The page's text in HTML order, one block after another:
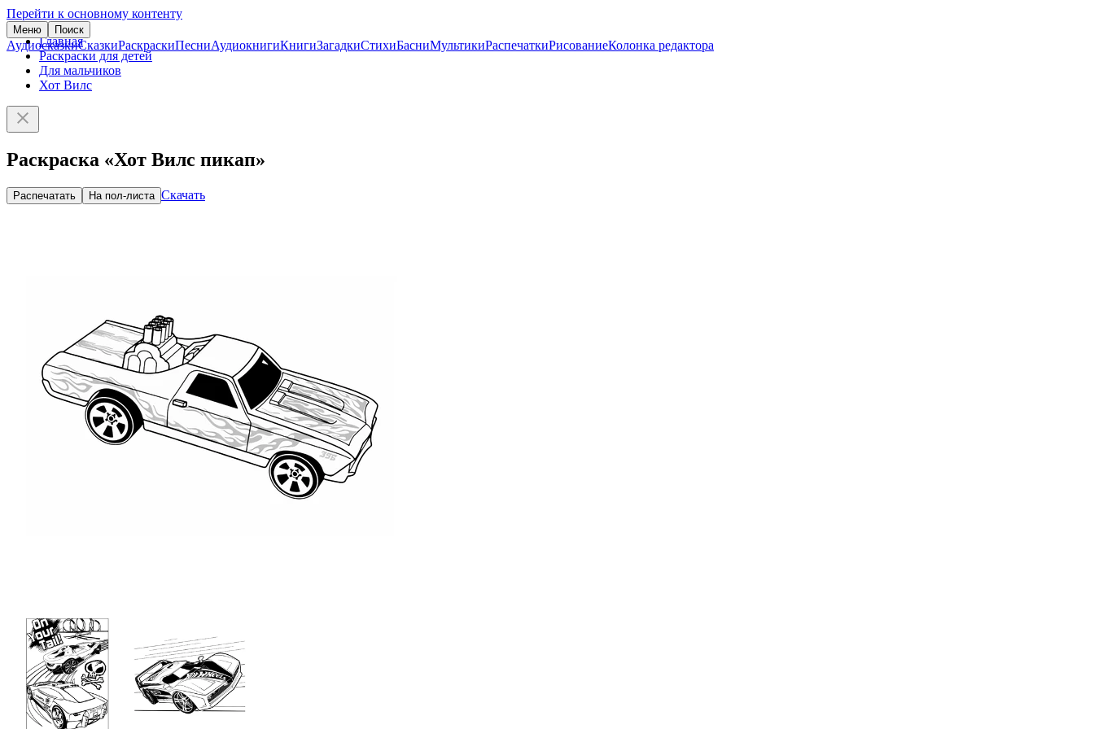
Перейти к основному контенту
Меню Поиск
АудиосказкиСказкиРаскраскиПесниАудиокнигиКнигиЗагадкиСтихиБасниМультикиРаспечаткиРисованиеКолонка редактора
Главная
Раскраски для детей
Для мальчиков
Хот Вилс
Раскраска «Хот Вилс пикап»
Распечатать На пол-листа Скачать